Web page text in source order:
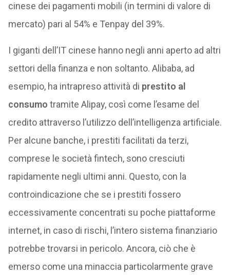
cinese dei pagamenti mobili (in termini di valore di
mercato) pari al 54% e Tenpay del 39%.
I giganti dell’IT cinese hanno negli anni aperto ad altri
settori della finanza e non soltanto. Alibaba, ad
esempio, ha intrapreso attività di prestito al
consumo tramite Alipay, così come l’esame del
credito attraverso l’utilizzo dell’intelligenza artificiale.
Per alcune banche, i prestiti facilitati da terzi,
comprese le società fintech, sono cresciuti
rapidamente negli ultimi anni. Questo, con la
controindicazione che se i prestiti fossero
eccessivamente concentrati su poche piattaforme
internet, in caso di rischi, l’intero sistema finanziario
potrebbe trovarsi in pericolo. Ancora, ciò che è
emerso come una minaccia particolarmente grave